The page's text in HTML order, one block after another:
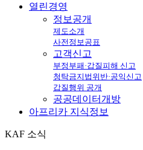
열린경영
정보공개
제도소개
사전정보공표
고객신고
부정부패·갑질피해 신고
청탁금지법위반·공익신고
갑질행위 공개
공공데이터개방
아프리카 지식정보
KAF 소식